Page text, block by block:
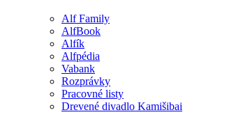
Alf Family
AlfBook
Alfík
Alfpédia
Vabank
Rozprávky
Pracovné listy
Drevené divadlo Kamišibai